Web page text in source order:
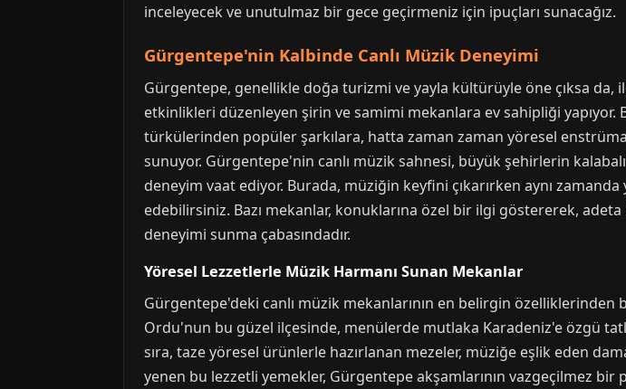
inceleyecek ve unutulmaz bir gece geçirmeniz için ipuçları sunacağız.
Gürgentepe'nin Kalbinde Canlı Müzik Deneyimi
Gürgentepe, genellikle doğa turizmi ve yayla kültürüyle öne çıksa da,
etkinlikleri düzenleyen şirin ve samimi mekanlara ev sahipliği yapıyor.
türkülerinden popüler şarkılara, hatta zaman zaman yöresel
sunuyor. Gürgentepe'nin canlı müzik sahnesi, büyük şehirlerin
deneyim vaat ediyor. Burada, müziğin keyfini çıkarırken aynı
edebilirsiniz. Bazı mekanlar, konuklarına özel bir ilgi göstererek,
deneyimi sunma çabasındadır.
Yöresel Lezzetlerle Müzik Harmanı Sunan Mekanlar
Gürgentepe'deki canlı müzik mekanlarının en belirgin özelliklerinden
Ordu'nun bu güzel ilçesinde, menülerde mutlaka Karadeniz'e özgü
sıra, taze yöresel ürünlerle hazırlanan mezeler, müziğe eşlik eden
yenen bu lezzetli yemekler, Gürgentepe akşamlarının vazgeçilmez bir